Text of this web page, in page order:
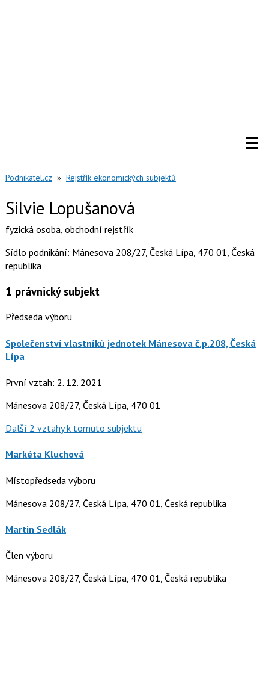
Podnikatel.cz » Rejstřík ekonomických subjektů
Silvie Lopušanová
fyzická osoba, obchodní rejstřík
Sídlo podnikání: Mánesova 208/27, Česká Lípa, 470 01, Česká
republika
1 právnický subjekt
Předseda výboru
Společenství vlastníků jednotek Mánesova č.p.208, Česká
Lípa
První vztah: 2. 12. 2021
Mánesova 208/27, Česká Lípa, 470 01
Další 2 vztahy k tomuto subjektu
Markéta Kluchová
Místopředseda výboru
Mánesova 208/27, Česká Lípa, 470 01, Česká republika
Martin Sedlák
Člen výboru
Mánesova 208/27, Česká Lípa, 470 01, Česká republika